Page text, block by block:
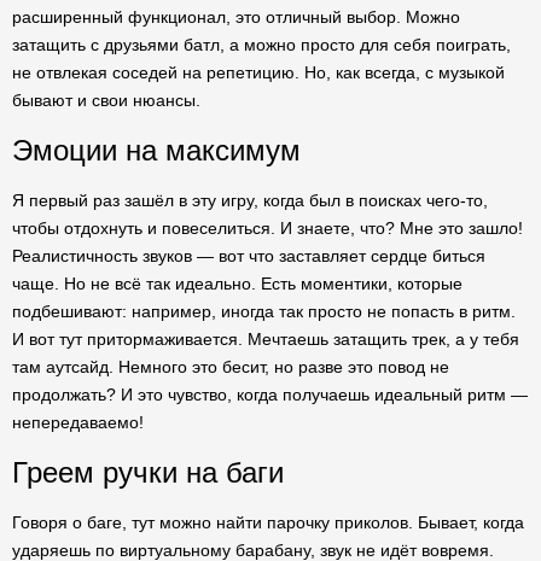
расширенный функционал, это отличный выбор. Можно
затащить с друзьями батл, а можно просто для себя поиграть,
не отвлекая соседей на репетицию. Но, как всегда, с музыкой
бывают и свои нюансы.
Эмоции на максимум
Я первый раз зашёл в эту игру, когда был в поисках чего-то,
чтобы отдохнуть и повеселиться. И знаете, что? Мне это зашло!
Реалистичность звуков — вот что заставляет сердце биться
чаще. Но не всё так идеально. Есть моментики, которые
подбешивают: например, иногда так просто не попасть в ритм.
И вот тут притормаживается. Мечтаешь затащить трек, а у тебя
там аутсайд. Немного это бесит, но разве это повод не
продолжать? И это чувство, когда получаешь идеальный ритм —
непередаваемо!
Греем ручки на баги
Говоря о баге, тут можно найти парочку приколов. Бывает, когда
ударяешь по виртуальному барабану, звук не идёт вовремя.